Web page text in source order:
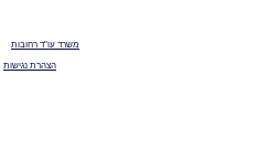
משרד עו"ד רחובות
הצהרת נגישות